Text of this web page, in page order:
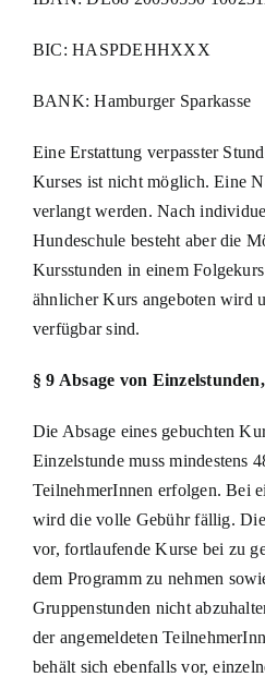
BIC: HASPDEHHXXX
BANK: Hamburger Sparkasse
Eine Erstattung verpasster
Kurses ist nicht möglich. Eine
verlangt werden. Nach
Hundeschule besteht aber die
Kursstunden in einem
ähnlicher Kurs angeboten wird
verfügbar sind.
§ 9 Absage von
Die Absage eines gebuchten
Einzelstunde muss mindestens
TeilnehmerInnen erfolgen. Bei
wird die volle Gebühr fällig.
vor, fortlaufende Kurse bei zu
dem Programm zu nehmen
Gruppenstunden nicht
der angemeldeten
behält sich ebenfalls vor,